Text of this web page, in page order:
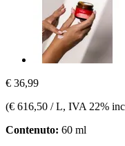
€ 36,99
(€ 616,50 / L, IVA 22%
Contenuto: 60 ml